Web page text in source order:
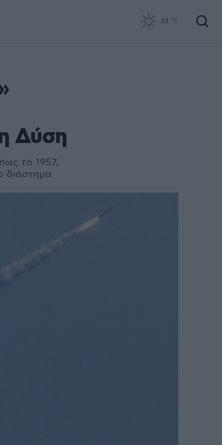
33 °C
Δύση
το 1957,
διάστημα